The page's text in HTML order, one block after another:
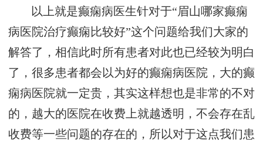
以上就是癫痫病医生针对于“眉山哪家癫痫
病医院治疗癫痫比较好”这个问题给我们大家的
解答了，相信此时所有患者对此也已经较为明白
了，很多患者都会以为好的癫痫病医院，大的癫
痫病医院就一定贵，其实这样想也是非常的不对
的，越大的医院在收费上就越透明，不会存在乱
收费等一些问题的存在的，所以对于这点我们患